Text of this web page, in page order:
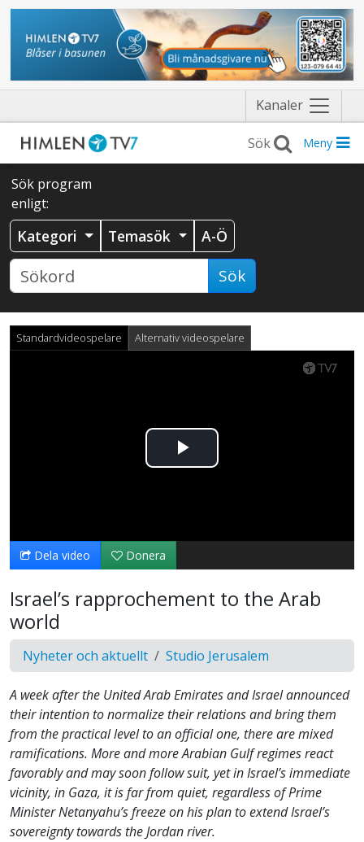
Kanaler Näytä
valikko
Meny
Sök program
enligt:
Kategori Temasök A-Ö
Sök
Standardvideospelare Alternativ videospelare
Spela
video
Dela video Donera
Israel’s rapprochement to the Arab
world
Nyheter och aktuellt Studio Jerusalem
A week after the United Arab Emirates and Israel announced
their intention to normalize their relations and bring them
from the practical level to an official one, there are mixed
ramifications. More and more Arabian Gulf regimes react
favorably and may soon follow suit, yet in Israel’s immediate
vicinity, in Gaza, it is far from quiet, regardless of Prime
Minister Netanyahu’s freeze on his plan to extend Israel’s
sovereignty towards the Jordan river.